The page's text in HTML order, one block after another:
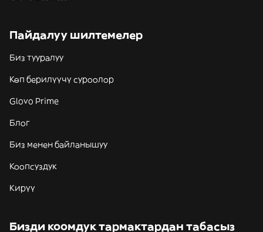
Пайдалуу шилтемелер
Биз тууралуу
Көп берилүүчү суроолор
Glovo Prime
Блог
Биз менен байланышуу
Коопсуздук
Кирүү
Бизди коомдук тармактардан табасыз